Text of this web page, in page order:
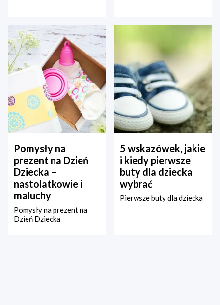
Pomysły na
prezent na Dzień
Dziecka –
nastolatkowie i
maluchy
Pomysły na prezent na
Dzień Dziecka
5 wskazówek, jakie
i kiedy pierwsze
buty dla dziecka
wybrać
Pierwsze buty dla dziecka